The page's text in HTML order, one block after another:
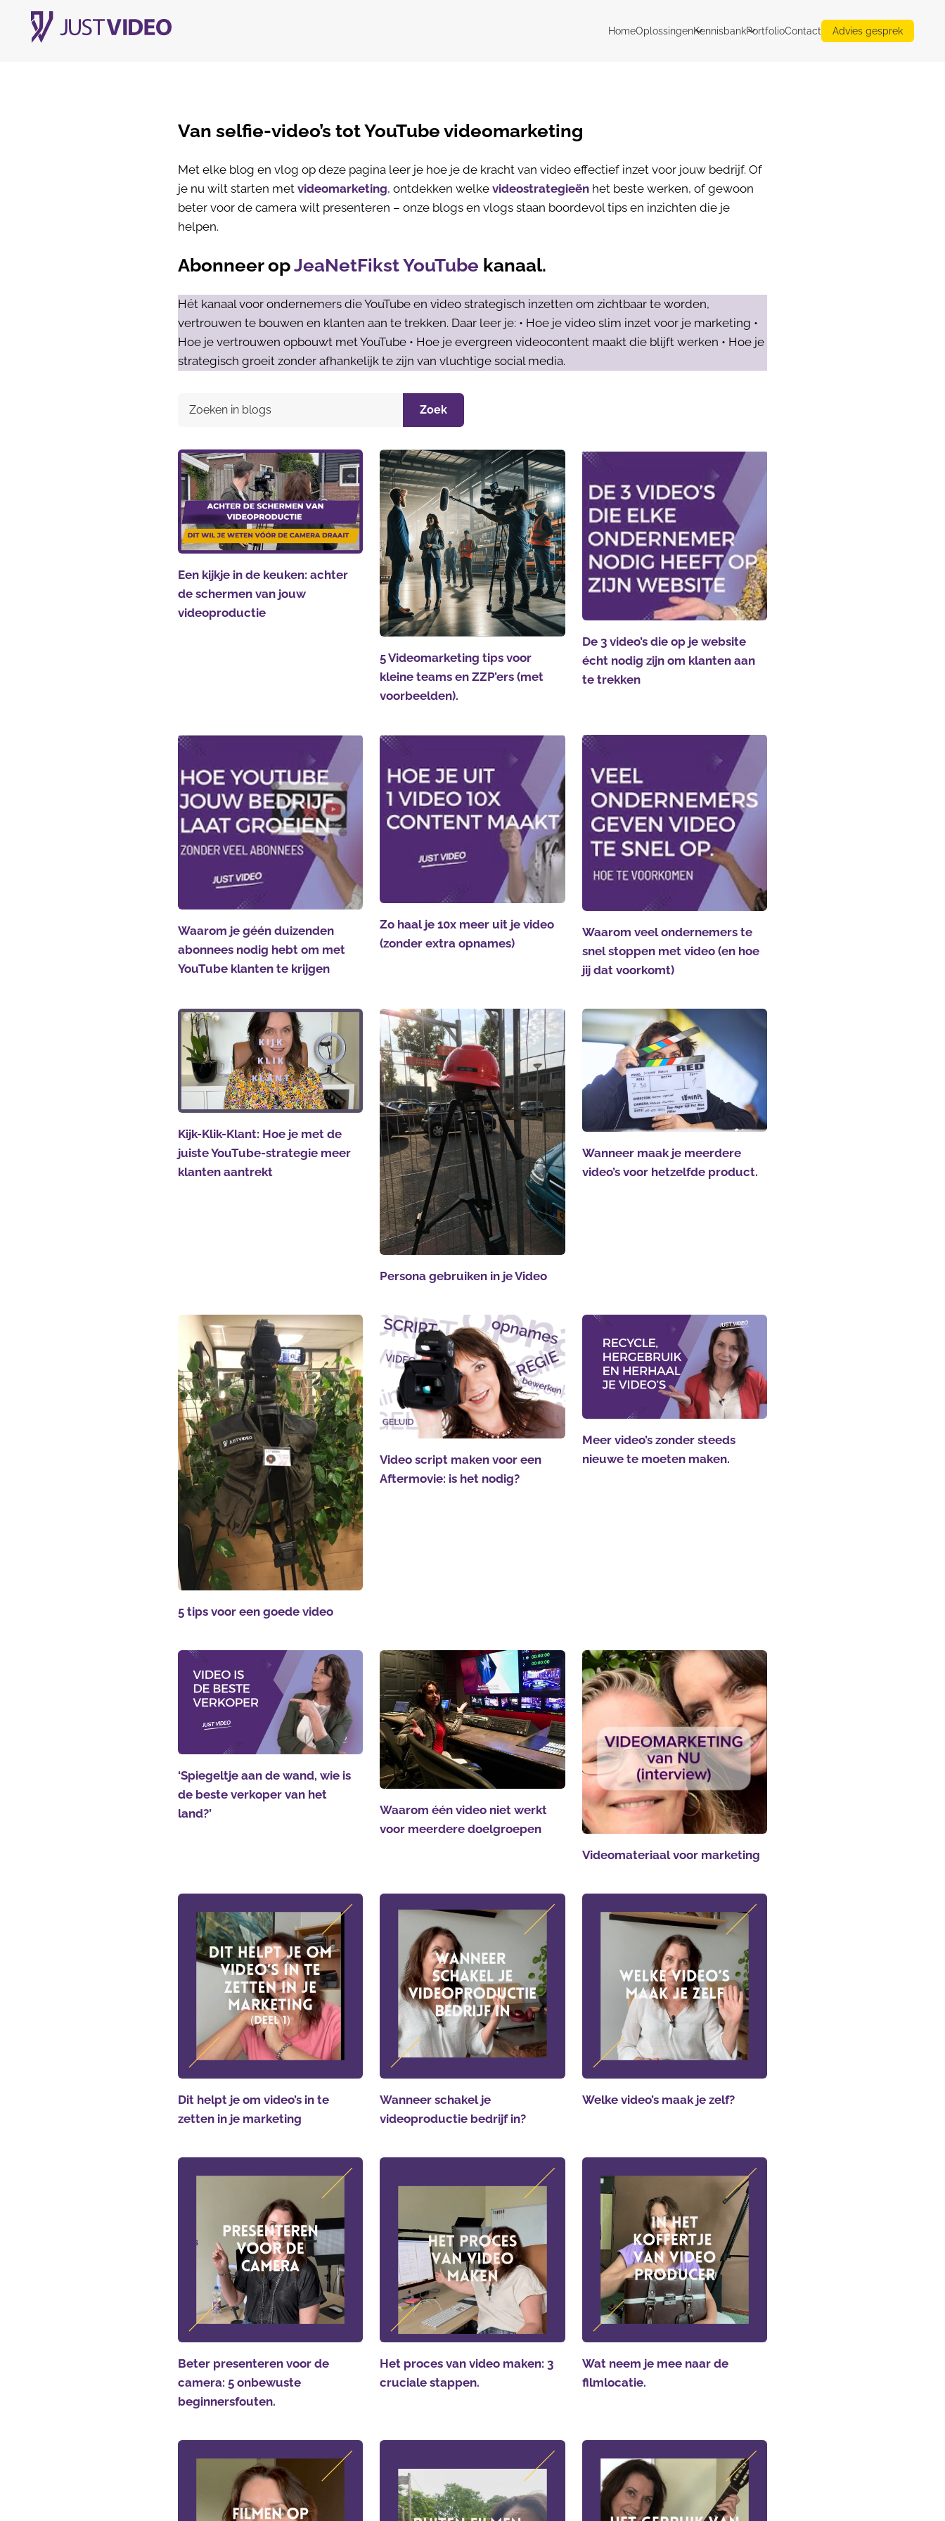
HomeOplossingenKennisbankPortfolioContact Advies gesprek
Van selfie-video’s tot YouTube videomarketing
Met elke blog en vlog op deze pagina leer je hoe je de kracht van video effectief inzet voor jouw bedrijf. Of
je nu wilt starten metvideomarketing, ontdekken welkevideostrategieën het beste werken, of gewoon
beter voor de camera wilt presenteren – onze blogs en vlogs staan boordevol tips en inzichten die je
helpen.
Abonneer opJeaNetFikst YouTube kanaal.
Hét kanaal voor ondernemers die YouTube en video strategisch inzetten om zichtbaar te worden,
vertrouwen te bouwen en klanten aan te trekken. Daar leer je: • Hoe je video slim inzet voor je marketing •
Hoe je vertrouwen opbouwt met YouTube • Hoe je evergreen videocontent maakt die blijft werken • Hoe je
strategisch groeit zonder afhankelijk te zijn van vluchtige social media.
Zoek
Een kijkje in de keuken: achter
de schermen van jouw
videoproductie
5 Videomarketing tips voor
kleine teams en ZZP’ers (met
voorbeelden).
De 3 video’s die op je website
écht nodig zijn om klanten aan
te trekken
Waarom je géén duizenden
abonnees nodig hebt om met
YouTube klanten te krijgen
Zo haal je 10x meer uit je video
(zonder extra opnames)
Waarom veel ondernemers te
snel stoppen met video (en hoe
jij dat voorkomt)
Kijk-Klik-Klant: Hoe je met de
juiste YouTube-strategie meer
klanten aantrekt
Persona gebruiken in je Video
Wanneer maak je meerdere
video’s voor hetzelfde product.
5 tips voor een goede video
Video script maken voor een
Aftermovie: is het nodig?
Meer video’s zonder steeds
nieuwe te moeten maken.
‘Spiegeltje aan de wand, wie is
de beste verkoper van het
land?’
Waarom één video niet werkt
voor meerdere doelgroepen
Videomateriaal voor marketing
Dit helpt je om video’s in te
zetten in je marketing
Wanneer schakel je
videoproductie bedrijf in?
Welke video’s maak je zelf?
Beter presenteren voor de
camera: 5 onbewuste
beginnersfouten.
Het proces van video maken: 3
cruciale stappen.
Wat neem je mee naar de
filmlocatie.